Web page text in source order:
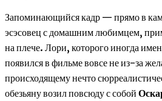
Запоминающийся кадр — прямо в
эсэсовец с домашним любимцем,
на плече. Лори, которого иногда
появился в фильме вовсе не из-за
происходящему нечто
обезьяну возил повсюду с собой